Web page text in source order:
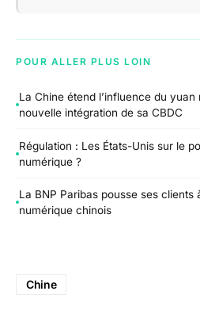
POUR ALLER PLUS LOIN
La Chine étend l’influence du
nouvelle intégration de sa CBDC
Régulation : Les États-Unis sur le
numérique ?
La BNP Paribas pousse ses clients
numérique chinois
Chine